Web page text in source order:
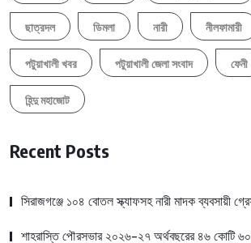
ছাত্রদল ডিমলা নারী নীলফামারী
পটুয়াখালী খবর পটুয়াখালী জেলা সংবাদ ফেনী
হিন্দু মহাজোট
Recent Posts
সিরাজগঞ্জে ১০৪ বোতল স্ক্যাফসহ নারী মাদক ব্যবসায়ী
শাহরাস্তি পৌরসভার ২০২৬-২৭ অর্থবছরের ৪৬ কোটি ৬০